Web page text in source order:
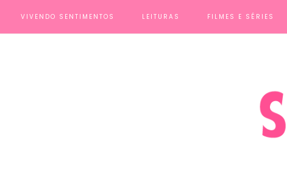
VIVENDO SENTIMENTOS LEITURAS FILMES E SÉRIES